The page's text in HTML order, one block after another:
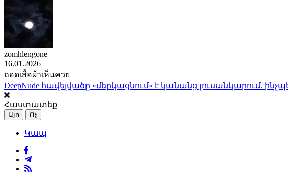
zomhlengone
16.01.2026
ถอดเสื้อผ้าเห็นควย
DeepNude հավելվածը «մերկացնում» է կանանց լուսանկարում.
Հաստատեք
Այո Ոչ
Կապ